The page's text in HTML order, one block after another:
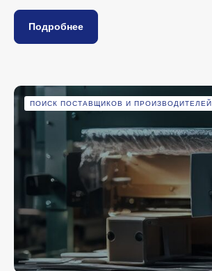
Подробнее
ПОИСК ПОСТАВЩИКОВ И ПРОИЗВОДИТЕЛЕЙ